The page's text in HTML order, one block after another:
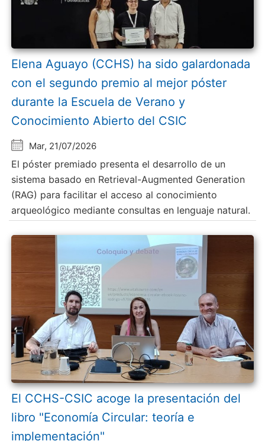
Elena Aguayo (CCHS) ha sido galardonada
con el segundo premio al mejor póster
durante la Escuela de Verano y
Conocimiento Abierto del CSIC
Mar, 21/07/2026
El póster premiado presenta el desarrollo de un
sistema basado en Retrieval-Augmented Generation
(RAG) para facilitar el acceso al conocimiento
arqueológico mediante consultas en lenguaje natural.
El CCHS-CSIC acoge la presentación del
libro "Economía Circular: teoría e
implementación"